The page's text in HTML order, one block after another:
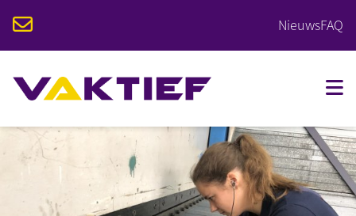
NieuwsFAQ
VOOR STUDENTEN
VOOR BEDRIJVEN